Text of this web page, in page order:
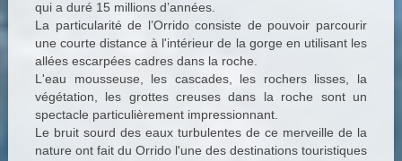
qui a duré 15 millions d’années.
La particularité de l’Orrido consiste de pouvoir parcourir
une courte distance à l'intérieur de la gorge en utilisant les
allées escarpées cadres dans la roche.
L'eau mousseuse, les cascades, les rochers lisses, la
végétation, les grottes creuses dans la roche sont un
spectacle particulièrement impressionnant.
Le bruit sourd des eaux turbulentes de ce merveille de la
nature ont fait du Orrido l'une des destinations touristiques